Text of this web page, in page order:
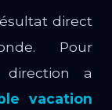
direct
Pour
a
vacation